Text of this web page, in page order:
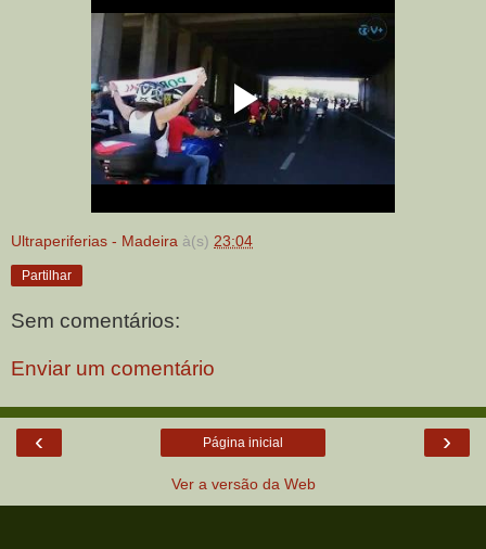
Ultraperiferias - Madeira à(s) 23:04
Partilhar
Sem comentários:
Enviar um comentário
‹ ›
Página inicial
Ver a versão da Web